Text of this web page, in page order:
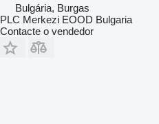
Bulgária, Burgas
PLC Merkezi EOOD Bulgaria
Contacte o vendedor